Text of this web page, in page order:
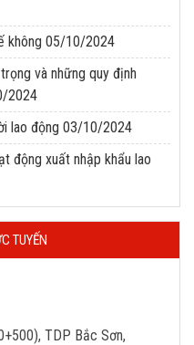
không 05/10/2024
và những quy định
2024
lao động 03/10/2024
động xuất nhập khẩu lao
TUYẾN
TDP Bắc Sơn,